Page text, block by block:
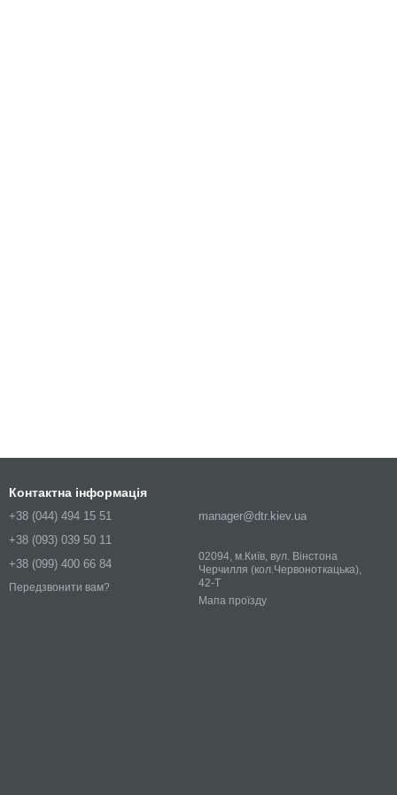
Контактна інформація
+38 (044) 494 15 51
+38 (093) 039 50 11
+38 (099) 400 66 84
Передзвонити вам?
manager@dtr.kiev.ua
02094, м.Київ, вул. Вінстона
Черчилля (кол.Червоноткацька),
42-Т
Мапа проїзду